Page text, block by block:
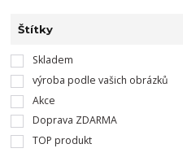
Štítky
Skladem
výroba podle vašich obrázků
Akce
Doprava ZDARMA
TOP produkt